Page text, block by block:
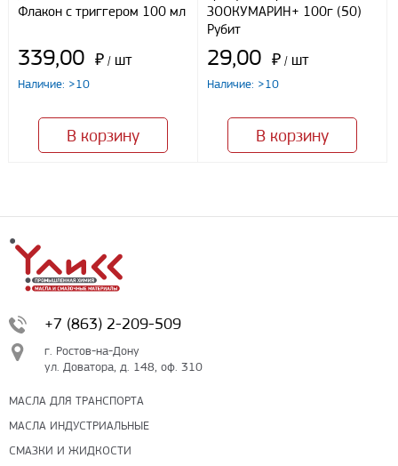
Флакон с триггером 100 мл
339,00 ₽ / шт
Наличие: >10
В корзину
ЗООКУМАРИН+ 100г (50)
Рубит
29,00 ₽ / шт
Наличие: >10
В корзину
+7 (863) 2-209-509
г. Ростов-на-Дону
ул. Доватора, д. 148, оф. 310
МАСЛА ДЛЯ ТРАНСПОРТА
МАСЛА ИНДУСТРИАЛЬНЫЕ
СМАЗКИ И ЖИДКОСТИ